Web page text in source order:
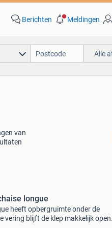
Berichten Meldingen
Alle
van
longue
heeft opbergruimte onder de
vering blijft de klep makkelijk open.